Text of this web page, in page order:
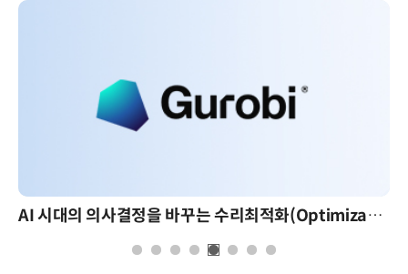
AI 시대의 의사결정을 바꾸는 수리최적화(Optimization): 실제 산업 적용 사례와 활용 전략